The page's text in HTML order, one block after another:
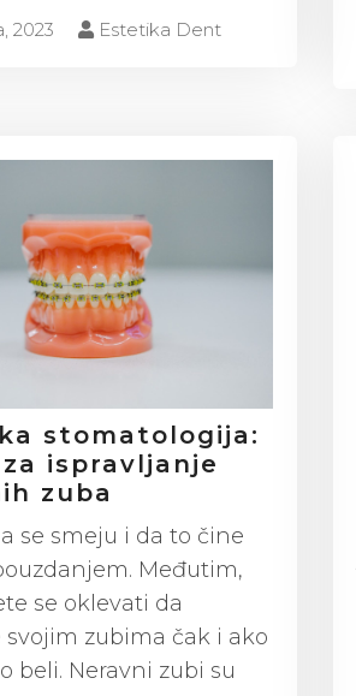
2023 Estetika Dent
stomatologija:
ispravljanje
zuba
se smeju i da to čine
Međutim,
se oklevati da
svojim zubima čak i ako
beli. Neravni zubi su